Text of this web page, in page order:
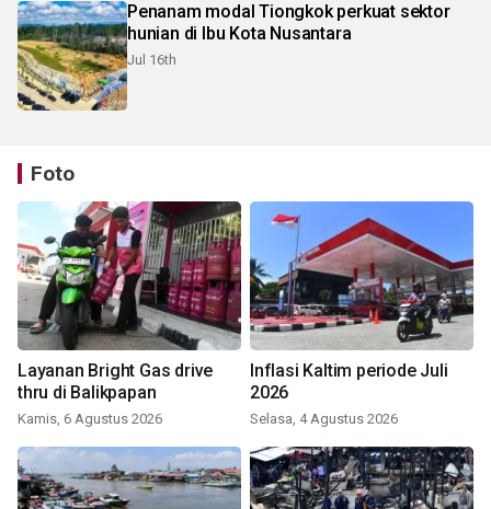
Penanam modal Tiongkok perkuat sektor
hunian di Ibu Kota Nusantara
Jul 16th
Foto
Layanan Bright Gas drive
thru di Balikpapan
Kamis, 6 Agustus 2026
Inflasi Kaltim periode Juli
2026
Selasa, 4 Agustus 2026